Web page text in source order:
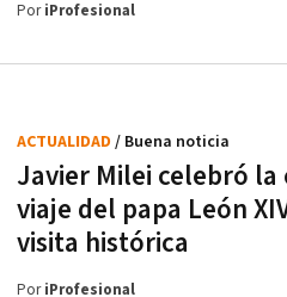
PoriProfesional
Javier Milei celebró
viaje del papa León
visita histórica
ACTUALIDAD / Buena noticia
PoriProfesional